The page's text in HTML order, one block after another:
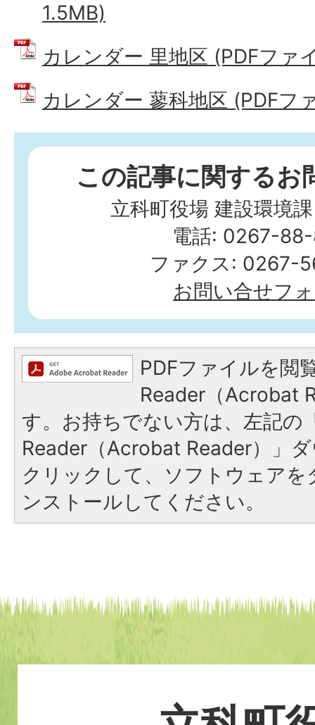
1.5MB)
カレンダー 里地区 (PDFファ
カレンダー 蓼科地区 (PDFフ
この記事に関するお
立科町役場 建設環境
電話: 0267-88-
ファクス: 0267-
お問い合せフ
PDFファイルを閲
Reader（Acrobat
す。お持ちでない方は、左記の
Reader（Acrobat Reader）」
クリックして、ソフトウェア
ンストールしてください。